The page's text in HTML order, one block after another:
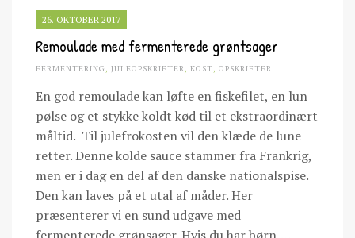
26. OKTOBER 2017
Remoulade med fermenterede grøntsager
FERMENTERING JULEOPSKRIFTER KOST OPSKRIFTER
En god remoulade kan løfte en fiskefilet, en lun
pølse og et stykke koldt kød til et ekstraordinært
måltid. Til julefrokosten vil den klæde de lune
retter. Denne kolde sauce stammer fra Frankrig,
men er i dag en del af den danske nationalspise.
Den kan laves på et utal af måder. Her
præsenterer vi en sund udgave med
fermenterede grønsager. Hvis du har børn,…